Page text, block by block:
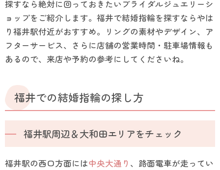
探すなら絶対に回っておきたいブライダルジュエリーシ
ョップをご紹介します。福井で結婚指輪を探すならやは
り福井駅付近がおすすめ。リングの素材やデザイン、ア
フターサービス、さらに店舗の営業時間・駐車場情報も
あるので、来店や予約の参考にしてくださいね。
福井での結婚指輪の探し方
福井駅周辺＆大和田エリアをチェック
福井駅の西口方面には中央大通り 、路面電車が走ってい